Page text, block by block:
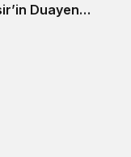
Duayen